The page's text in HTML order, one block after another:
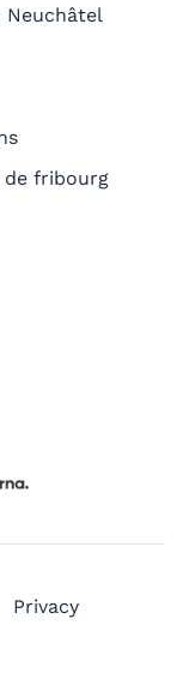
Neuchâtel
de fribourg
Privacy